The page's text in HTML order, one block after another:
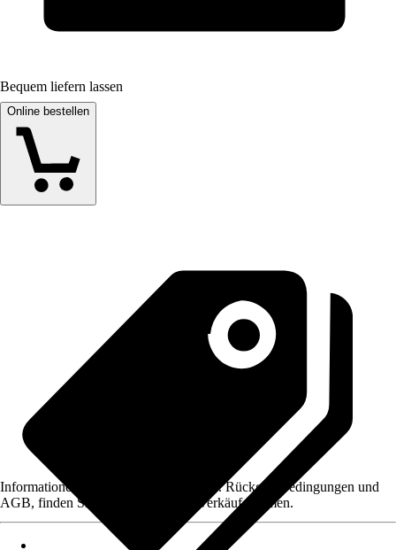
Bequem liefern lassen
Online bestellen
Informationen des Verkäufers, wie z. B. Rückgabebedingungen und
AGB, finden Sie bei Klick auf den Verkäufernamen.